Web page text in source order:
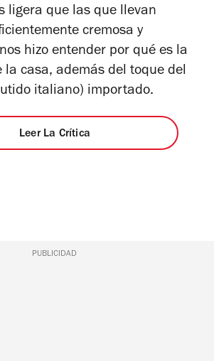
ligera que las que llevan
cremosa y
hizo entender por qué es la
la casa, además del toque del
italiano) importado.
Leer La Crítica
PUBLICIDAD